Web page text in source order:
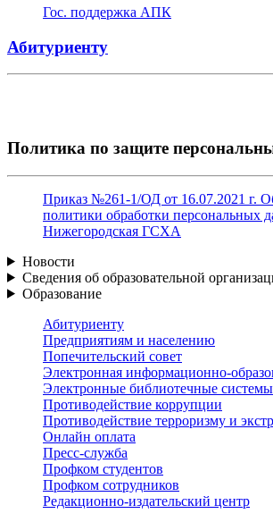
Гос. поддержка АПК
Абитуриенту
Политика по защите
Приказ №261-1/ОД от 16.07.2021 г.
политики обработки
Нижегородская ГСХА
Новости
Сведения об образовательной
Образование
Абитуриенту
Предприятиям и населению
Попечительский совет
Электронная информационно-
Электронные библиотечные системы
Противодействие коррупции
Противодействие терроризму и
Онлайн оплата
Пресс-служба
Профком студентов
Профком сотрудников
Редакционно-издательский центр